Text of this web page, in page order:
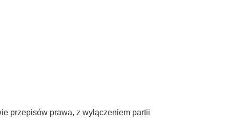
przepisów prawa, z wyłączeniem partii